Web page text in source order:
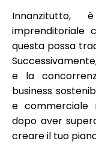
Innanzitutto,
imprenditoriale
questa possa
e la
business
e commerciale
dopo aver
creare il tuo